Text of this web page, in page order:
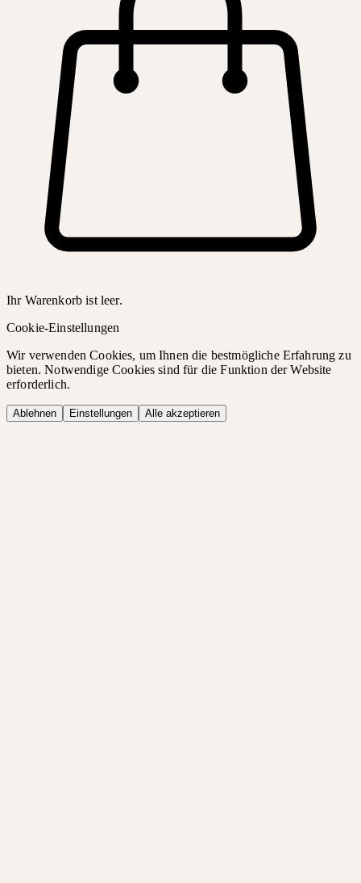
Ihr Warenkorb ist leer.
Cookie-Einstellungen
Wir verwenden Cookies, um Ihnen die bestmögliche Erfahrung zu
bieten. Notwendige Cookies sind für die Funktion der Website
erforderlich.
Ablehnen Einstellungen Alle akzeptieren